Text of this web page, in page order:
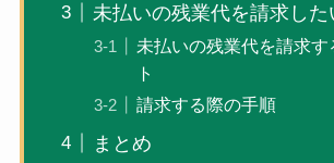
未払いの残業代を請求した
未払いの残業代を請求す
ト
請求する際の手順
まとめ